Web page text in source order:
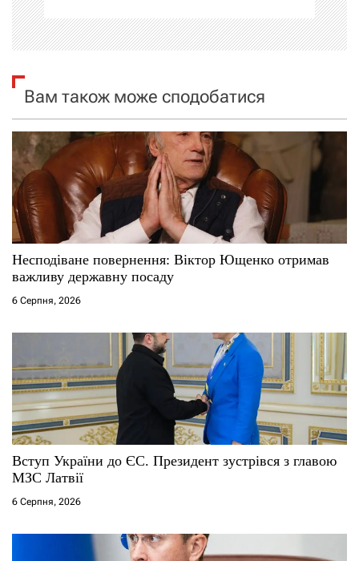
ц
і
я
з
а
п
и
с
і
в
Вам також може сподобатися
Несподіване повернення: Віктор Ющенко отримав
важливу державну посаду
6 Серпня, 2026
Вступ України до ЄС. Президент зустрівся з главою
МЗС Латвії
6 Серпня, 2026